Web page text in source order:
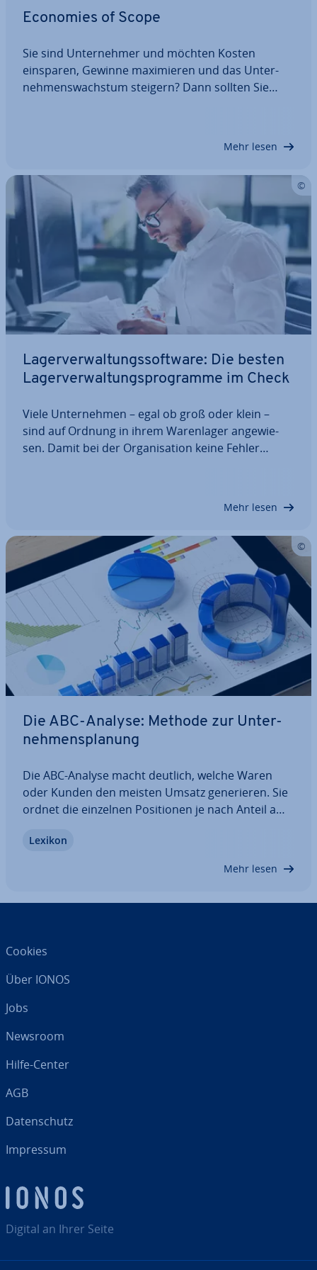
Economies of Scope
Sie sind Un­ter­neh­mer und möchten Kosten
einsparen, Gewinne ma­xi­mie­ren und das Un­ter­
neh­mens­wachs­tum steigern? Dann sollten Sie
Mehr lesen
La­ger­ver­wal­tungs­soft­ware: Die besten
La­ger­ver­wal­tungs­pro­gram­me im Check
Viele Un­ter­neh­men – egal ob groß oder klein –
sind auf Ordnung in ihrem Wa­ren­la­ger an­ge­wie­
sen. Damit bei der Or­ga­ni­sa­ti­on keine Fehler
Mehr lesen
Die ABC-Analyse: Methode zur Un­ter­
neh­mens­pla­nung
Die ABC-Analyse macht deutlich, welche Waren
oder Kunden den meisten Umsatz ge­ne­rie­ren. Sie
ordnet die einzelnen Po­si­tio­nen je nach Anteil am
sich auf einen Blick erkennen, welche Po­si­tio­nen
Lexikon
Mehr lesen
Digital an Ihrer Seite
Cookies
Über IONOS
Jobs
Newsroom
Hilfe-Center
AGB
Da­ten­schutz
Impressum